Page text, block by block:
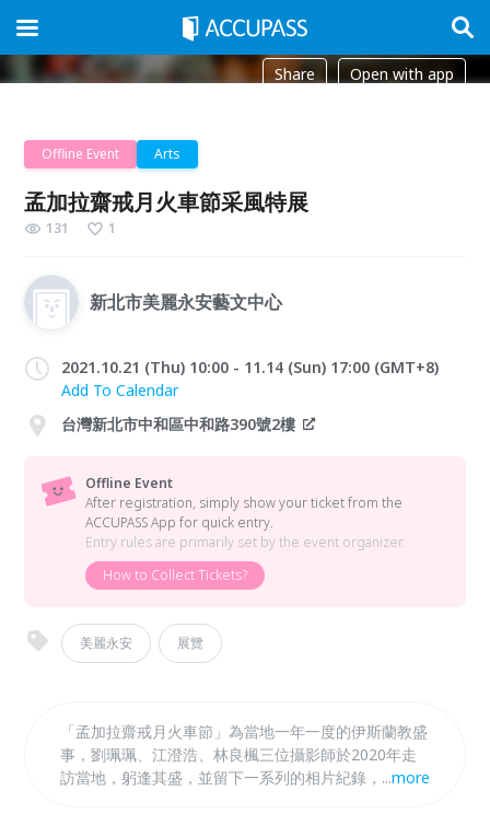
Share Open with app
Offline Event Arts
孟加拉齋戒月火車節采風特展
131 1
新北市美麗永安藝文中心
2021.10.21 (Thu) 10:00 - 11.14 (Sun) 17:00 (GMT+8)
Add To Calendar
台灣新北市中和區中和路390號2樓
Offline Event
After registration, simply show your ticket from the
ACCUPASS App for quick entry.
Entry rules are primarily set by the event organizer.
How to Collect Tickets?
美麗永安 展覽
「孟加拉齋戒月火車節」為當地一年一度的伊斯蘭教盛
事，劉珮珮、江澄浩、林良楓三位攝影師於2020年走
訪當地，躬逢其盛，並留下一系列的相片紀錄，透過此
...more